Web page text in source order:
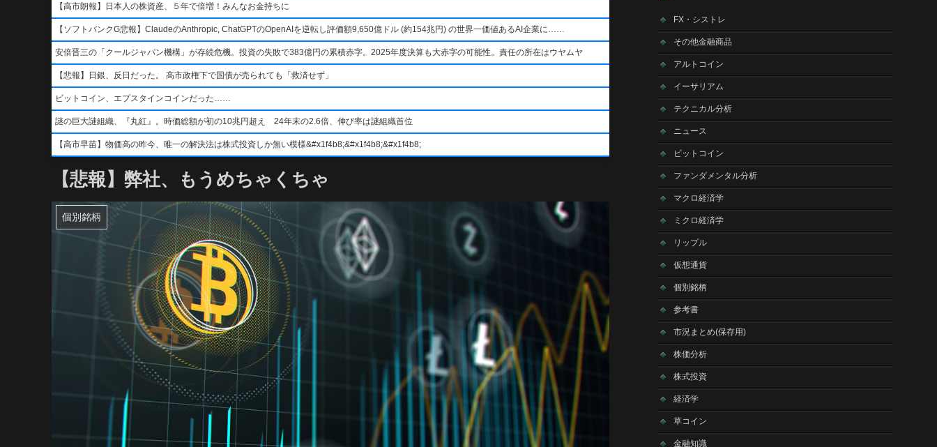
【高市朗報】日本人の株資産、５年で倍増！みんなお金持ちに
【ソフトバンクG悲報】ClaudeのAnthropic, ChatGPTのOpenAIを逆転し評価額9,650億ドル (約154兆円) の世界一価値あるAI企業に……
安倍晋三の「クールジャパン機構」が存続危機。投資の失敗で383億円の累積赤字。2025年度決算も大赤字の可能性。責任の所在はウヤムヤ
【悲報】日銀、反日だった。 高市政権下で国債が売られても「救済せず」
ビットコイン、エプスタインコインだった……
謎の巨大謎組織、『丸紅』。時価総額が初の10兆円超え 24年末の2.6倍、伸び率は謎組織首位
【高市早苗】物価高の昨今、唯一の解決法は株式投資しか無い模様&#x1f4b8;&#x1f4b8;&#x1f4b8;
【悲報】弊社、もうめちゃくちゃ
個別銘柄
FX・シストレ
その他金融商品
アルトコイン
イーサリアム
テクニカル分析
ニュース
ビットコイン
ファンダメンタル分析
マクロ経済学
ミクロ経済学
リップル
仮想通貨
個別銘柄
参考書
市況まとめ(保存用)
株価分析
株式投資
経済学
草コイン
金融知識